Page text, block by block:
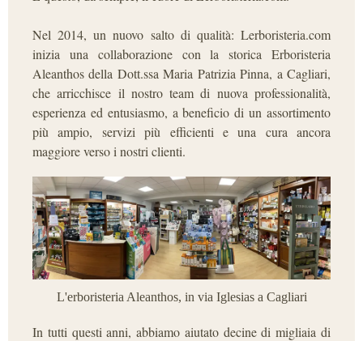
Nel 2014, un nuovo salto di qualità: Lerboristeria.com
inizia una collaborazione con la storica Erboristeria
Aleanthos della Dott.ssa Maria Patrizia Pinna, a Cagliari,
che arricchisce il nostro team di nuova professionalità,
esperienza ed entusiasmo, a beneficio di un assortimento
più ampio, servizi più efficienti e una cura ancora
maggiore verso i nostri clienti.
L'erboristeria Aleanthos, in via Iglesias a Cagliari
In tutti questi anni, abbiamo aiutato decine di migliaia di